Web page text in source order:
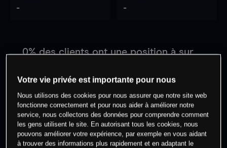
- -
0% des clients ont une position àsur
Commencez à trader
Votre vie privée est importante pour nous
Nous utilisons des cookies pour nous assurer que notre site web
fonctionne correctement et pour nous aider à améliorer notre
service, nous collectons des données pour comprendre comment
les gens utilisent le site. En autorisant tous les cookies, nous
pouvons améliorer votre expérience, par exemple en vous aidant
à trouver des informations plus rapidement et en adaptant le